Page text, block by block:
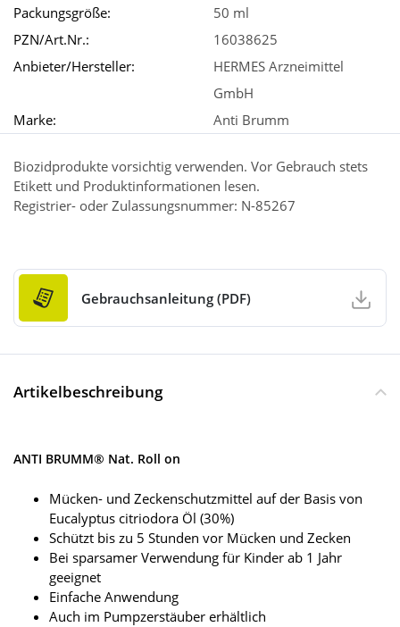
Packungsgröße:
50 ml
PZN/Art.Nr.:
16038625
Anbieter/Hersteller:
HERMES Arzneimittel
GmbH
Marke:
Anti Brumm
Biozidprodukte vorsichtig verwenden. Vor Gebrauch stets
Etikett und Produktinformationen lesen.
Registrier- oder Zulassungsnummer: N-85267
Gebrauchsanleitung (PDF)
Artikelbeschreibung
ANTI BRUMM® Nat. Roll on
Mücken- und Zeckenschutzmittel auf der Basis von
Eucalyptus citriodora Öl (30%)
Schützt bis zu 5 Stunden vor Mücken und Zecken
Bei sparsamer Verwendung für Kinder ab 1 Jahr
geeignet
Einfache Anwendung
Auch im Pumpzerstäuber erhältlich